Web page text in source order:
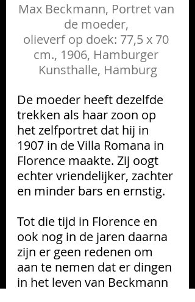
Max Beckmann, Portret van
de moeder,
olieverf op doek: 77,5 x 70
cm., 1906, Hamburger
Kunsthalle, Hamburg
De moeder heeft dezelfde
trekken als haar zoon op
het zelfportret dat hij in
1907 in de Villa Romana in
Florence maakte. Zij oogt
echter vriendelijker, zachter
en minder bars en ernstig.
Tot die tijd in Florence en
ook nog in de jaren daarna
zijn er geen redenen om
aan te nemen dat er dingen
in het leven van Beckmann